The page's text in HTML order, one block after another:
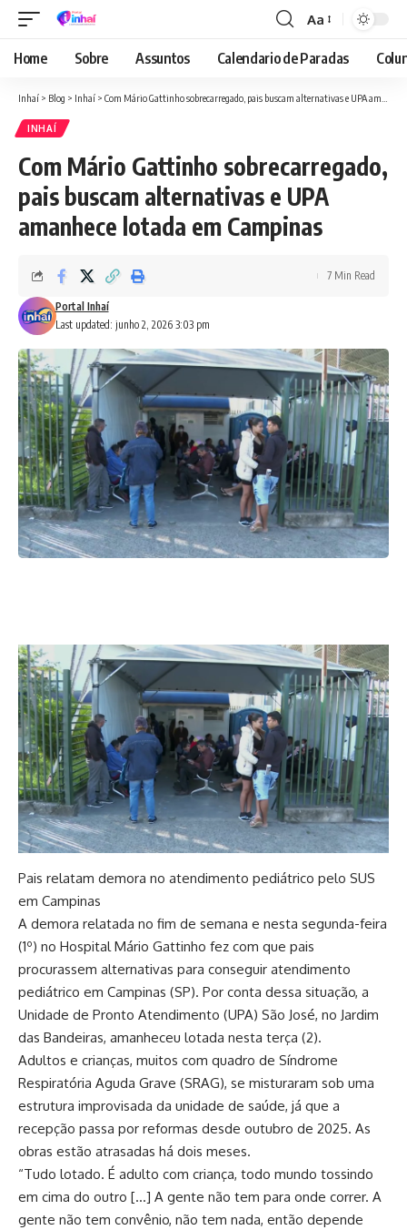
Font
Resizer
Aa
Home Sobre Assuntos Calendario de Paradas
Inhaí > Blog > Inhaí > Com Mário Gattinho sobrecarregado, pais buscam alternativas e UPA amanhece lotada em Campinas
INHAÍ
Com Mário Gattinho sobrecarregado,
pais buscam alternativas e UPA
amanhece lotada em Campinas
Last updated: junho 2, 2026 3:03 pm
Portal Inhaí
7 Min Read
Pais relatam demora no atendimento pediátrico pelo SUS
em Campinas
A demora relatada no fim de semana e nesta segunda-feira
(1º) no Hospital Mário Gattinho fez com que pais
procurassem alternativas para conseguir atendimento
pediátrico em Campinas (SP). Por conta dessa situação, a
Unidade de Pronto Atendimento (UPA) São José, no Jardim
das Bandeiras, amanheceu lotada nesta terça (2).
Adultos e crianças, muitos com quadro de Síndrome
Respiratória Aguda Grave (SRAG), se misturaram sob uma
estrutura improvisada da unidade de saúde, já que a
recepção passa por reformas desde outubro de 2025. As
obras estão atrasadas há dois meses.
“Tudo lotado. É adulto com criança, todo mundo tossindo
em cima do outro […] A gente não tem para onde correr. A
gente não tem convênio, não tem nada, então depende